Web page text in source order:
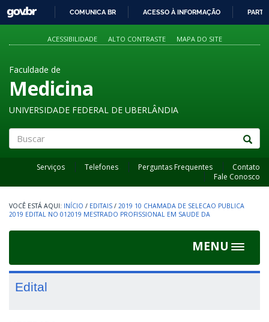
PARA
O
GOVBR
COMUNICA BR ACESSO À INFORMAÇÃO
ACESSIBILIDADE ALTO CONTRASTE MAPA DO SITE
Faculdade de
Medicina
UNIVERSIDADE FEDERAL DE UBERLÂNDIA
Serviços Telefones Perguntas Frequentes
Contato
Fale Conosco
INÍCIO / EDITAIS / 2019 10 CHAMADA DE SELECAO PUBLICA
2019 EDITAL NO 012019 MESTRADO PROFISSIONAL EM SAUDE DA
MENU
Toggle
Edital